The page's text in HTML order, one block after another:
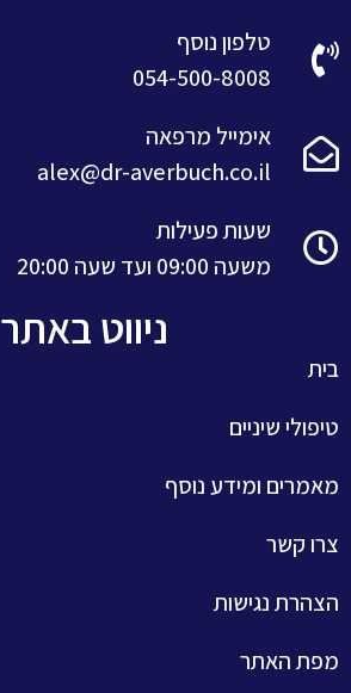
טלפון נוסף
054-500-8008
אימייל מרפאה
alex@dr-averbuch.co.il
שעות פעילות
משעה 09:00 ועד שעה 20:00
ניווט באתר
בית
טיפולי שיניים
מאמרים ומידע נוסף
צרו קשר
הצהרת נגישות
מפת האתר